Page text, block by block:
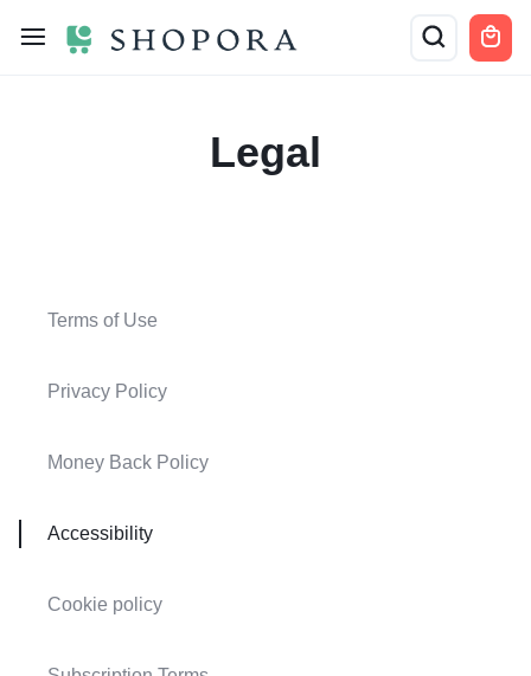
Legal
Terms of Use
Privacy Policy
Money Back Policy
Accessibility
Cookie policy